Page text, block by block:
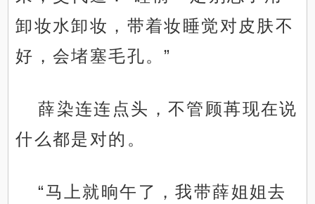
卸妆水卸妆，带着妆睡觉对皮肤不
好，会堵塞毛孔。”
薛染连连点头，不管顾苒现在说
什么都是对的。
“马上就晌午了，我带薛姐姐去